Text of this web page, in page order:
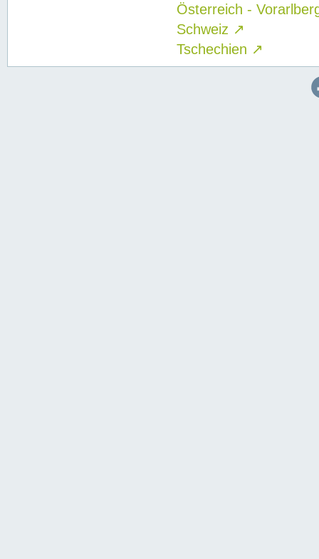
Österreich -
Schweiz ↗
Tschechien ↗